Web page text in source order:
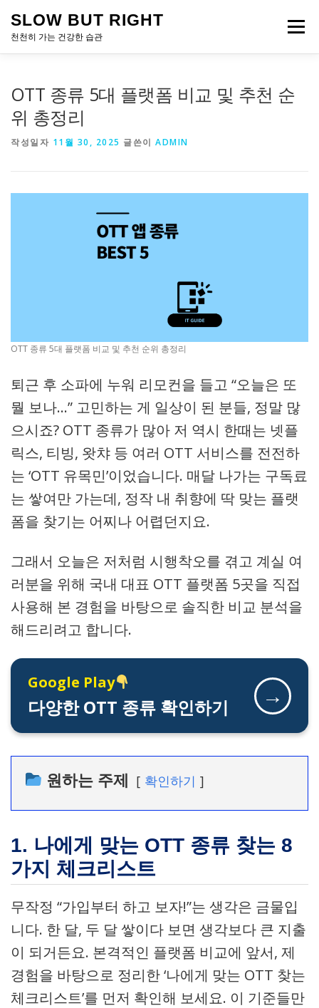
SLOW BUT RIGHT
천천히 가는 건강한 습관
메뉴
OTT 종류 5대 플랫폼 비교 및 추천 순
위 총정리
작성일자 11월 30, 2025 글쓴이 ADMIN
OTT 종류 5대 플랫폼 비교 및 추천 순위 총정리
퇴근 후 소파에 누워 리모컨을 들고 “오늘은 또
뭘 보나…” 고민하는 게 일상이 된 분들, 정말 많
으시죠? OTT 종류가 많아 저 역시 한때는 넷플
릭스, 티빙, 왓챠 등 여러 OTT 서비스를 전전하
는 ‘OTT 유목민’이었습니다. 매달 나가는 구독료
는 쌓여만 가는데, 정작 내 취향에 딱 맞는 플랫
폼을 찾기는 어찌나 어렵던지요.
그래서 오늘은 저처럼 시행착오를 겪고 계실 여
러분을 위해 국내 대표 OTT 플랫폼 5곳을 직접
사용해 본 경험을 바탕으로 솔직한 비교 분석을
해드리려고 합니다.
Google Play
다양한 OTT 종류 확인하기 →
원하는 주제 확인하기
1. 나에게 맞는 OTT 종류 찾는 8
가지 체크리스트
무작정 “가입부터 하고 보자!”는 생각은 금물입
니다. 한 달, 두 달 쌓이다 보면 생각보다 큰 지출
이 되거든요. 본격적인 플랫폼 비교에 앞서, 제
경험을 바탕으로 정리한 ‘나에게 맞는 OTT 찾는
체크리스트’를 먼저 확인해 보세요. 이 기준들만